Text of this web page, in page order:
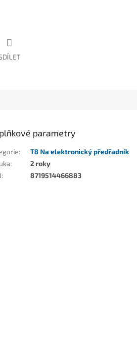
parametry
:
T8 Na elektronický předřadník
:
2 roky
: 8719514466883